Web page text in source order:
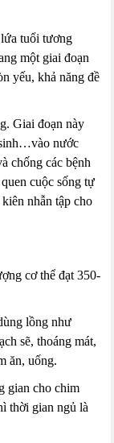
tuổi tương
một giai đoạn
yếu, khả năng đề
Giai đoạn này
nước
chống các bệnh
cuộc sống tự
nhẫn tập cho
cơ thể đạt 350-
lồng như
sẽ, thoáng mát,
ăn, uống.
gian cho chim
thời gian ngủ là